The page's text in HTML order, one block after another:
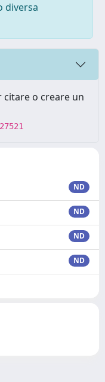
diversa
o creare un
ND
ND
ND
ND